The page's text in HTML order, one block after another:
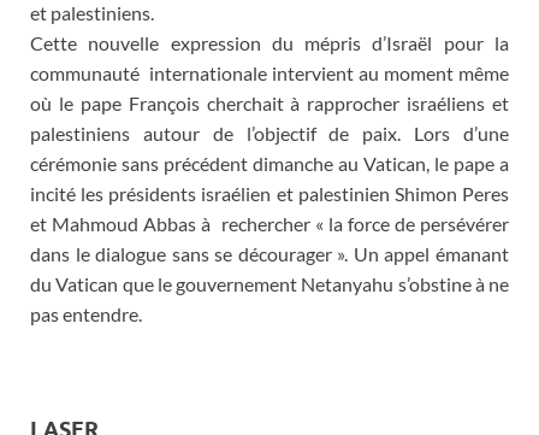
et palestiniens.
Cette nouvelle expression du mépris d’Israël pour la
communauté internationale intervient au moment même
où le pape François cherchait à rapprocher israéliens et
palestiniens autour de l’objectif de paix. Lors d’une
cérémonie sans précédent dimanche au Vatican, le pape a
incité les présidents israélien et palestinien Shimon Peres
et Mahmoud Abbas à rechercher « la force de persévérer
dans le dialogue sans se décourager ». Un appel émanant
du Vatican que le gouvernement Netanyahu s’obstine à ne
pas entendre.